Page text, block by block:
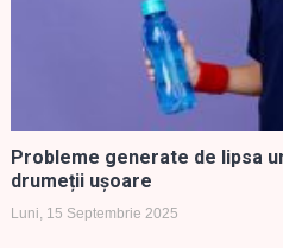
Probleme generate de lipsa
drumeții ușoare
Luni, 15 Septembrie 2025